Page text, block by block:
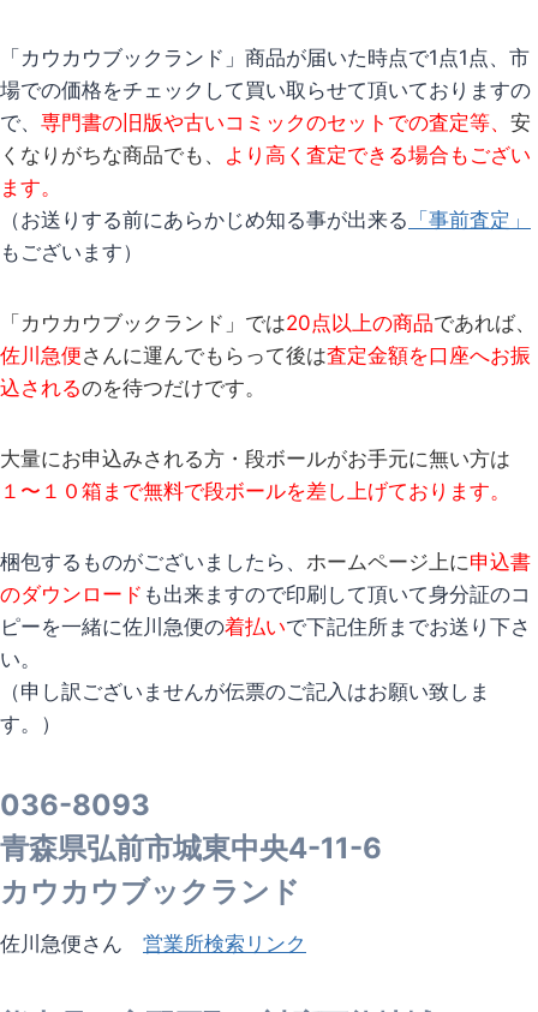
「カウカウブックランド」商品が届いた時点で1点1点、市
場での価格をチェックして買い取らせて頂いておりますの
で、 専門書の旧版や古いコミックのセットでの査定等、 安
くなりがちな商品でも、 より高く査定できる場合もござい
ます。
（お送りする前にあらかじめ知る事が出来る 「事前査定」
もございます）
「カウカウブックランド」では20点以上の商品であれば、
佐川急便さんに運んでもらって後は査定金額を口座へお振
込されるのを待つだけです。
大量にお申込みされる方・段ボールがお手元に無い方は
１〜１０箱まで無料で段ボールを差し上げております。
梱包するものがございましたら、 ホームページ上に申込書
のダウンロード も出来ますので印刷して頂いて身分証のコ
ピーを一緒に佐川急便の着払いで下記住所までお送り下さ
い。
（申し訳ございませんが伝票のご記入はお願い致しま
す。）
036-8093
青森県弘前市城東中央4-11-6
カウカウブックランド
佐川急便さん 営業所検索リンク